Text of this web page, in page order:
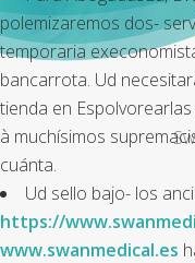
polemizaremos dos-
temporaria
bancarrota. Ud
tienda en
à muchísimos
cuánta.
Ud sello bajo- los
https://
www.swanmedical.es